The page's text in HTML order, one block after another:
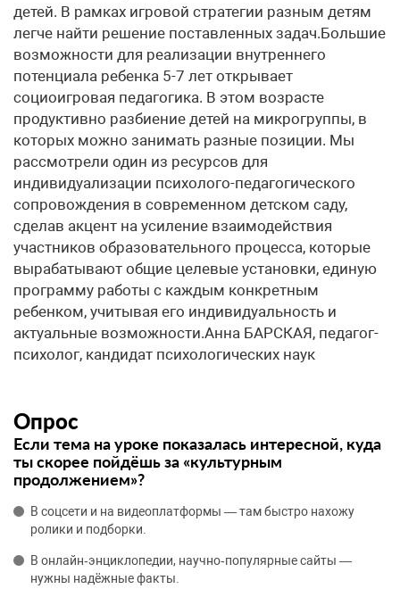
детей. В рамках игровой стратегии разным детям
легче найти решение поставленных задач.Большие
возможности для реализации внутреннего
потенциала ребенка 5-7 лет открывает
социоигровая педагогика. В этом возрасте
продуктивно разбиение детей на микрогруппы, в
которых можно занимать разные позиции. Мы
рассмотрели один из ресурсов для
индивидуализации психолого-педагогического
сопровождения в современном детском саду,
сделав акцент на усиление взаимодействия
участников образовательного процесса, которые
вырабатывают общие целевые установки, единую
программу работы с каждым конкретным
ребенком, учитывая его индивидуальность и
актуальные возможности.Анна БАРСКАЯ, педагог-
психолог, кандидат психологических наук
Опрос
Если тема на уроке показалась интересной, куда
ты скорее пойдёшь за «культурным
продолжением»?
В соцсети и на видеоплатформы — там быстро нахожу
ролики и подборки.
В онлайн‑энциклопедии, научно‑популярные сайты —
нужны надёжные факты.